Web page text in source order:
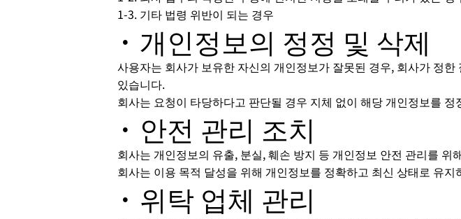
1-3. 기타 법령 위반이 되는 경우
· 개인정보의 정정 및 삭제
사용자는 회사가 보유한 자신의 개인정보가 잘못된 경우, 회사가 정
있습니다.
회사는 요청이 타당하다고 판단될 경우 지체 없이 해당 개인정보를 정
· 안전 관리 조치
회사는 개인정보의 유출, 분실, 훼손 방지 등 개인정보 안전 관리를 위
회사는 이용 목적 달성을 위해 개인정보를 정확하고 최신 상태로 유지
· 위탁 업체 관리